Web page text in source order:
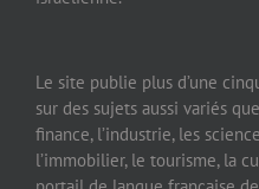
Le site publie plus d’une
sur des sujets aussi variés
finance, l’industrie, les
l’immobilier, le tourisme, la
portail de langue française